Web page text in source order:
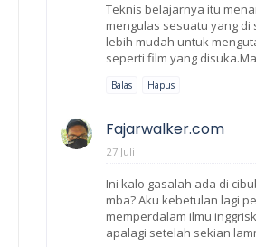
Teknis belajarnya itu
mengulas sesuatu yang di
lebih mudah untuk
seperti film yang
Balas Hapus
Fajarwalker.com
27 Juli
Ini kalo gasalah ada di
mba? Aku kebetulan lagi
memperdalam ilmu
apalagi setelah sekian